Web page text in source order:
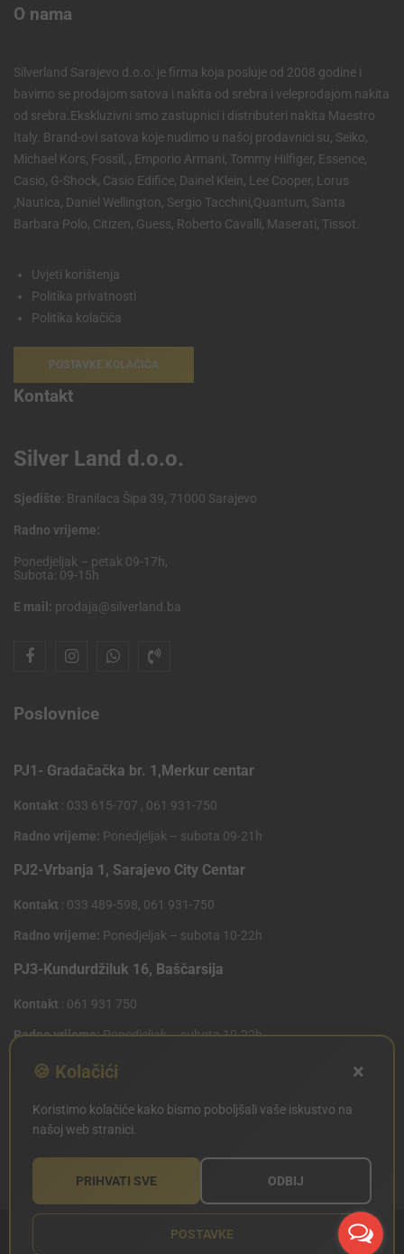
O nama
Silverland Sarajevo d.o.o. je firma koja posluje od 2008 godine i
bavimo se prodajom satova i nakita od srebra i veleprodajom nakita
od srebra.Ekskluzivni smo zastupnici i distributeri nakita Maestro
Italy. Brand-ovi satova koje nudimo u našoj prodavnici su, Seiko,
Michael Kors, Fossil, , Emporio Armani, Tommy Hilfiger, Essence,
Casio, G-Shock, Casio Edifice, Dainel Klein, Lee Cooper, Lorus
,Nautica, Daniel Wellington, Sergio Tacchini,Quantum, Santa
Barbara Polo, Citizen, Guess, Roberto Cavalli, Maserati, Tissot.
Uvjeti korištenja
Politika privatnosti
Politika kolačića
POSTAVKE KOLAČIĆA
Kontakt
Silver Land d.o.o.
Sjedište: Branilaca Šipa 39, 71000 Sarajevo
Radno vrijeme:
Ponedjeljak – petak 09-17h,
Subota: 09-15h
E mail: prodaja@silverland.ba
Poslovnice
PJ1- Gradačačka br. 1,Merkur centar
Kontakt : 033 615-707 , 061 931-750
Radno vrijeme: Ponedjeljak – subota 09-21h
PJ2-Vrbanja 1, Sarajevo City Centar
Kontakt : 033 489-598, 061 931-750
Radno vrijeme: Ponedjeljak – subota 10-22h
PJ3-Kundurdžiluk 16, Baščarsija
Kontakt : 061 931 750
Radno vrijeme:Ponedjeljak – subota 10-22h
PJ4 West Gate,Mostarsko raskrsce 10 (Penny Plus
Kontakt: 061 931 750
Radno vrijeme:Ponedjeljak – subota 09-21h
Copyright © SILVERLAND 2020. Sva prava zadržana.
Created
🍪 Kolačići ×
Koristimo kolačiće kako bismo poboljšali vaše iskustvo na
našoj web stranici.
PRIHVATI SVE ODBIJ
POSTAVKE